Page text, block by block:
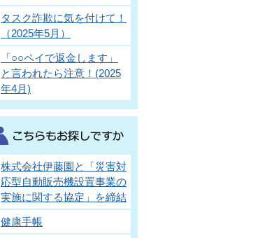
タスク詐欺に気を付けて！
（2025年5月）
「○○ペイで返金します」
と言われたら注意！(2025
年4月)
株式会社伊藤園と「災害対
応型自動販売機設置事業の
実施に関する協定」を締結
健康手帳